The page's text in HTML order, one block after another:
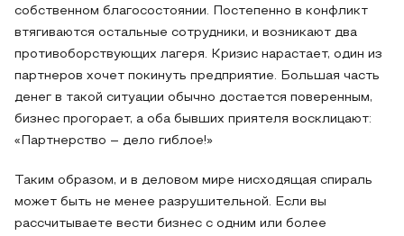
собственном благосостоянии. Постепенно в конфликт
втягиваются остальные сотрудники, и возникают два
противоборствующих лагеря. Кризис нарастает, один из
партнеров хочет покинуть предприятие. Большая часть
денег в такой ситуации обычно достается поверенным,
бизнес прогорает, а оба бывших приятеля восклицают:
«Партнерство – дело гиблое!»
Таким образом, и в деловом мире нисходящая спираль
может быть не менее разрушительной. Если вы
рассчитываете вести бизнес с одним или более